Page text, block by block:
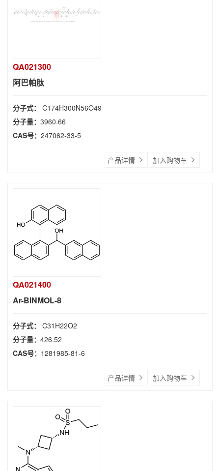
QA021300
阿巴帕肽
分子式： C174H300N56O49
分子量： 3960.66
CAS号： 247062-33-5
产品详情 加入购物车
QA021400
Ar-BINMOL-8
分子式： C31H22O2
分子量： 426.52
CAS号： 1281985-81-6
产品详情 加入购物车